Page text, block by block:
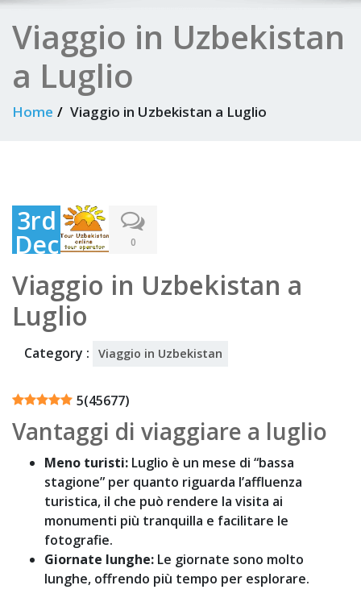
Viaggio in Uzbekistan
a Luglio
Home Viaggio in Uzbekistan a Luglio
3rd
Dec
em
ber
202
5
0
Viaggio in Uzbekistan a
Luglio
Category : Viaggio in Uzbekistan
5(45677)
Vantaggi di viaggiare a luglio
Meno turisti: Luglio è un mese di “bassa
stagione” per quanto riguarda l’affluenza
turistica, il che può rendere la visita ai
monumenti più tranquilla e facilitare le
fotografie.
Giornate lunghe: Le giornate sono molto
lunghe, offrendo più tempo per esplorare.